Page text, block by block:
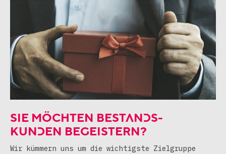
SIE MÖCHTEN BESTANDS-
KUNDEN BEGEISTERN?
Wir kümmern uns um die wichtigste Zielgruppe